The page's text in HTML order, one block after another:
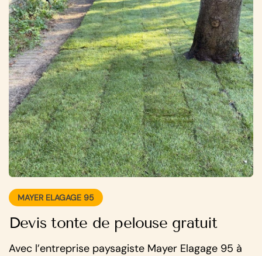
MAYER ELAGAGE 95
Devis tonte de pelouse gratuit
Avec l’entreprise paysagiste Mayer Elagage 95 à